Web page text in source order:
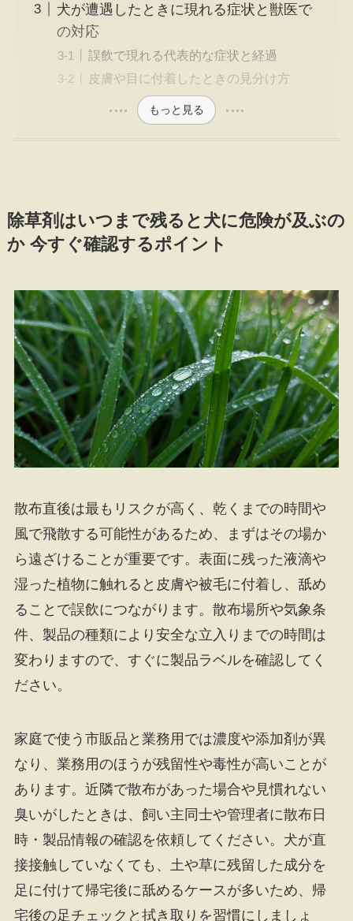
犬が遭遇したときに現れる症状と獣医で
の対応
誤飲で現れる代表的な症状と経過
皮膚や目に付着したときの見分け方
もっと見る
除草剤はいつまで残ると犬に危険が及ぶの
か 今すぐ確認するポイント
散布直後は最もリスクが高く、乾くまでの時間や
風で飛散する可能性があるため、まずはその場か
ら遠ざけることが重要です。表面に残った液滴や
湿った植物に触れると皮膚や被毛に付着し、舐め
ることで誤飲につながります。散布場所や気象条
件、製品の種類により安全な立入りまでの時間は
変わりますので、すぐに製品ラベルを確認してく
ださい。
家庭で使う市販品と業務用では濃度や添加剤が異
なり、業務用のほうが残留性や毒性が高いことが
あります。近隣で散布があった場合や見慣れない
臭いがしたときは、飼い主同士や管理者に散布日
時・製品情報の確認を依頼してください。犬が直
接接触していなくても、土や草に残留した成分を
足に付けて帰宅後に舐めるケースが多いため、帰
宅後の足チェックと拭き取りを習慣にしましょ